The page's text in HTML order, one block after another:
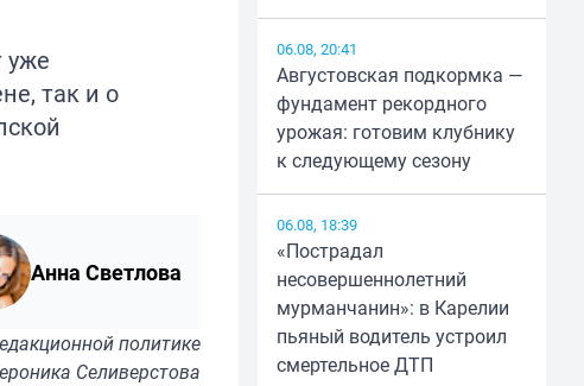
уже
так и о
Анна Светлова
политике
Селиверстова
06.08, 20:41
Августовская подкормка —
фундамент рекордного
урожая: готовим клубнику
к следующему сезону
06.08, 18:39
«Пострадал
несовершеннолетний
мурманчанин»: в Карелии
пьяный водитель устроил
смертельное ДТП